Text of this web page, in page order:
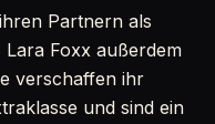
Partnern als
Foxx außerdem
verschaffen ihr
und sind ein